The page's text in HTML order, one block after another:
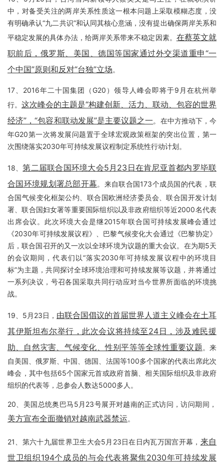
中，对备受关注的两岸关系性质这一根本问题上采取模糊态度，没
有明确承认“九二共识”和认同其核心意涵，没有提出确保两岸关系和
平稳定发展的具体办法，给两岸关系带来不稳定因素。 在蔡英文就
职前后，俄罗斯、美国、德国等国家通过外交渠道重申“一
个中国”原则和反对“台独”立场。
17、2016年二十国集团（G20）领导人峰会即将于9月在杭州举
行。 这次峰会的主题是“构建创新、活力、联动、包容的世界
经济”，“包容和联动发展”是主要议题之一。在中方推动下，今
年G20第一次将发展问题置于全球宏观政策框架的突出位置，第一
次围绕落实2030年可持续发展议程制定系统性行动计划。
18、第二届联合国环境大会5月23日在肯尼亚首都内罗毕联
合国环境规划署总部开幕。来自联合国173个成员国的代表，联
合国气候变化框架公约、联合国欧洲经济委员会、联合国开发计划
署、联合国妇女署等重要国际组织以及非政府组织等近2000名代表
出席会议。此次环境大会是继2015年联合国可持续发展峰会通过
《2030年可持续发展议程》、巴黎气候变化大会通过《巴黎协定》
后，联合国召开的又一次以全球环境为议题的重大会议。在为期5天
的会议期间，代表们以“落实2030年可持续发展议程中的环境目
标”为主题，共同探讨全球环境治理和可持续发展等议题，并将通过
一系列决议，号召各国采取共同行动应对当今世界所面临的环境挑
战。
19、5月23日， 由联合国倡议的首届世界人道主义峰会在土耳
其伊斯坦布尔举行，此次会议将持续至24日，涉及难民援
助、自然灾害、气候变化、性别平等等全球性重要议题。来
自美国、俄罗斯、中国、德国、法国等100多个国家的代表出席此次
峰会，其中包括65个国家元首或政府首脑、相关国际组织及非政府
组织的代表等，总参会人数达5000多人。
20、美国总统奥巴马5月23号展开对越南的正式访问，访问期间，
美方宣布全面撤销对越南武器禁运。
21、第六十九届世界卫生大会5月23日在日内瓦万国宫开幕， 来自
世卫组织194个成员的与会代表将聚焦2030年可持续发展